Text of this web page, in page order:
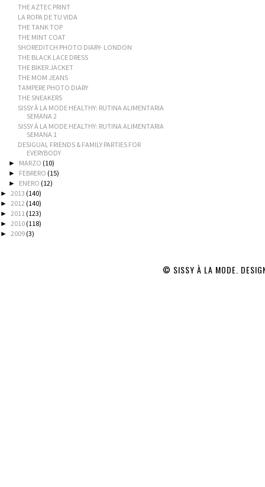
THE AZTEC PRINT
LA ROPA DE TU VIDA
THE TANK TOP
THE MINT COAT
SHOREDITCH PHOTO DIARY- LONDON
THE BLACK LACE DRESS
THE BIKER JACKET
THE MOM JEANS
TAMPERE PHOTO DIARY
THE SNEAKERS
SISSY À LA MODE HEALTHY: RUTINA ALIMENTARIA
SEMANA 2
SISSY À LA MODE HEALTHY: RUTINA ALIMENTARIA
SEMANA 1
DESIGUAL FRIENDS & FAMILY PARTIES FOR
EVERYBODY
► MARZO (10)
► FEBRERO (15)
► ENERO (12)
► 2013 (140)
► 2012 (140)
► 2011 (123)
► 2010 (118)
► 2009 (3)
© SISSY À LA MODE.